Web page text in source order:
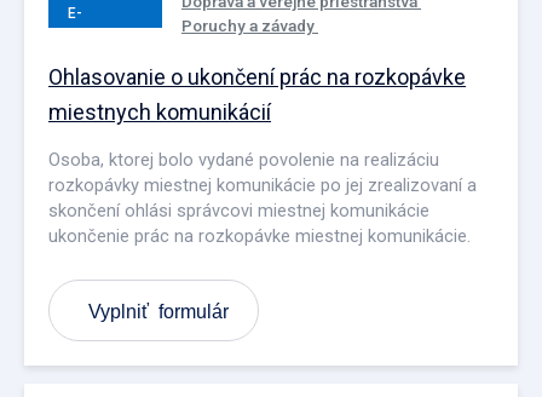
E-
Poruchy a závady
Ohlasovanie o ukončení prác na rozkopávke
miestnych komunikácií
Osoba, ktorej bolo vydané povolenie na realizáciu
rozkopávky miestnej komunikácie po jej zrealizovaní a
skončení ohlási správcovi miestnej komunikácie
ukončenie prác na rozkopávke miestnej komunikácie.
Vyplniť formulár